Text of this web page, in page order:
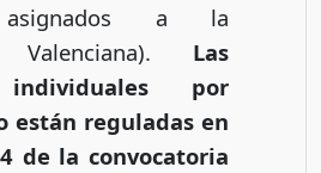
asignados a la
Valenciana). Las
por
están reguladas en
de la convocatoria